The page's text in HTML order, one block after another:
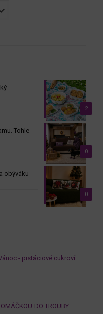
2
0
Tohle
0
obýváku
- pistáciové cukroví
DO TROUBY